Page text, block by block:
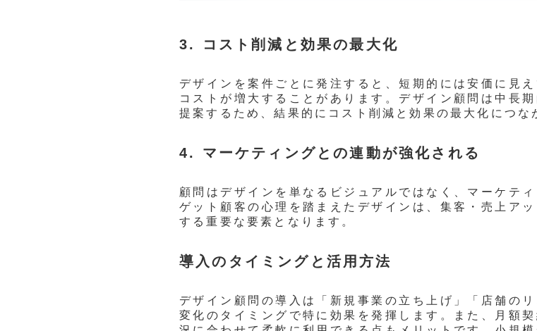
3. コスト削減と効果の最大化
デザインを案件ごとに発注すると、短期的には安価に見
コストが増大することがあります。デザイン顧問は中長
提案するため、結果的にコスト削減と効果の最大化につな
4. マーケティングとの連動が強化される
顧問はデザインを単なるビジュアルではなく、マーケテ
ゲット顧客の心理を踏まえたデザインは、集客・売上ア
する重要な要素となります。
導入のタイミングと活用方法
デザイン顧問の導入は「新規事業の立ち上げ」「店舗の
変化のタイミングで特に効果を発揮します。また、月額